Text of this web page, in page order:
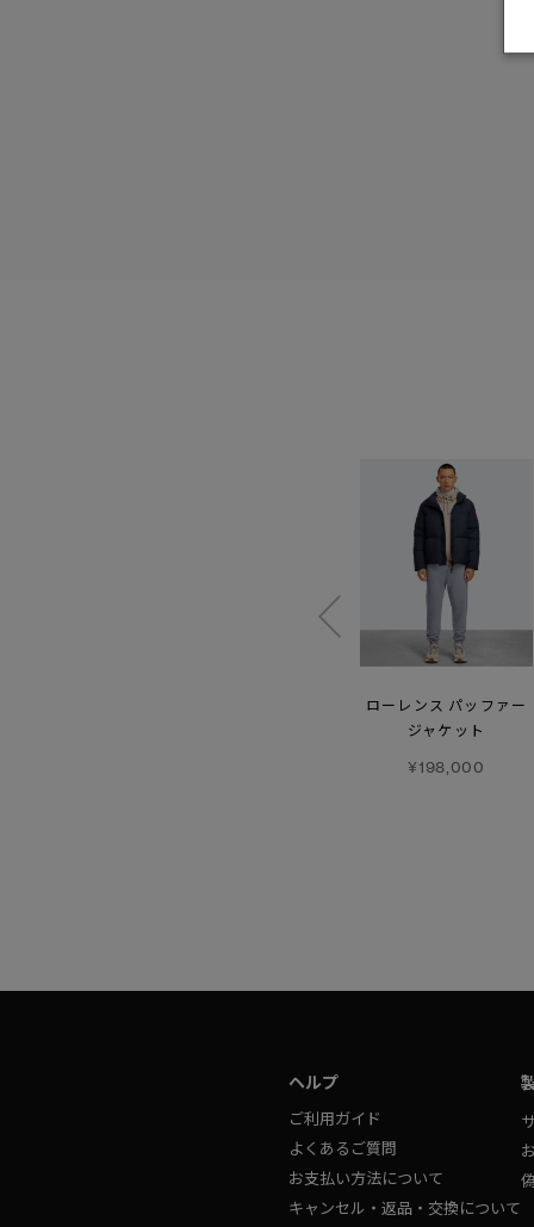
ローレンス パッファー
ジャケット
¥198,000
ヘルプ
ご利用ガイド
よくあるご質問
お支払い方法について
キャンセル・返品・交換について